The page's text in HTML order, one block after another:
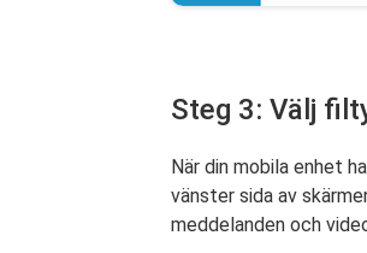
Steg 3: Välj
När din mobila enhet
vänster sida av
meddelanden och